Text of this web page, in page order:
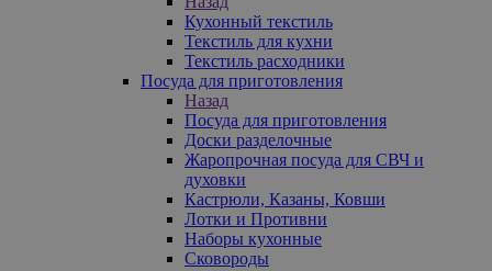
Кухонный текстиль
Текстиль для кухни
Текстиль расходники
Посуда для приготовления
Назад
Посуда для приготовления
Доски разделочные
Жаропрочная посуда для СВЧ и
духовки
Кастрюли, Казаны, Ковши
Лотки и Противни
Наборы кухонные
Сковороды